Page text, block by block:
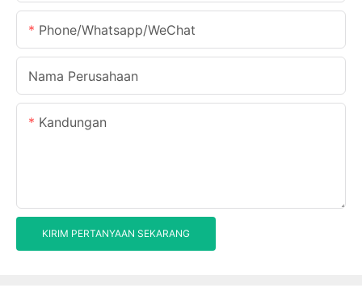
Phone/Whatsapp/WeChat
Nama Perusahaan
Kandungan
KIRIM PERTANYAAN SEKARANG